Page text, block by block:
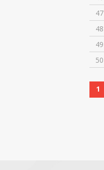
47
48
49
50
1